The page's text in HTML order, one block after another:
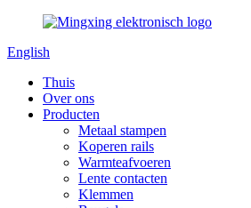
English
Thuis
Over ons
Producten
Metaal stampen
Koperen rails
Warmteafvoeren
Lente contacten
Klemmen